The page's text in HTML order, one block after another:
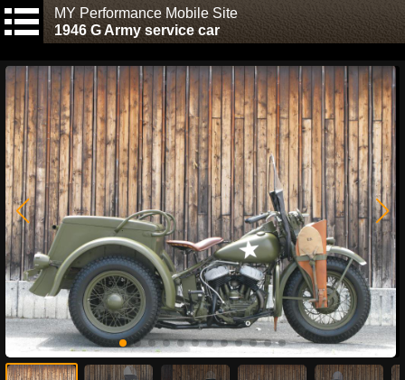
MY Performance Mobile Site
1946 G Army service car